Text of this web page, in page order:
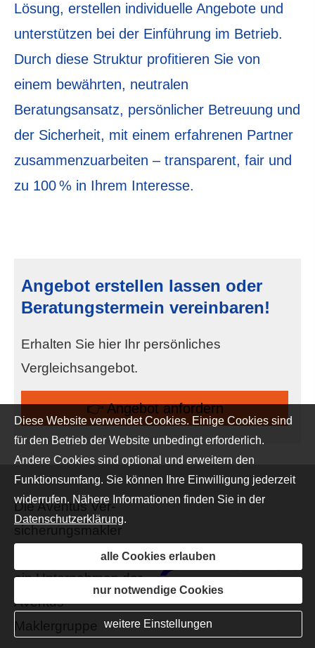
Lösung, erstellen individuelle Angebote und
unterstützen bei der Einführung im Betrieb.
Durch diese Struktur profitieren Sie von
einem bewährten, neutralen
Beratungsansatz, persönlicher Betreuung und
der Sicherheit, mit einem erfahrenen Partner
zusammenzuarbeiten – transparent, fair und
zu 100 % in Ihrem Interesse.
Angebot erstellen lassen oder
Beratungstermein vereinbaren!
Erhalten Sie hier Ihr persönliches
Vergleichsangebot.
👉 An­ge­bot an­for­dern
Die Aventus Ver­
sicherungs­makler
Düsseldorf GmbH ist
ein Unternehmen der
Aventus
Maklergruppe
Diese Website verwendet Cookies. Einige Cookies sind
für den Betrieb der Website unbedingt erforderlich.
Andere Cookies sind optional und erweitern den
Funktionsumfang. Sie können Ihre Einwilligung jederzeit
widerrufen. Nähere Informationen finden Sie in der
Datenschutzerklärung.
alle Cookies erlauben
nur notwendige Cookies
weitere Einstellungen